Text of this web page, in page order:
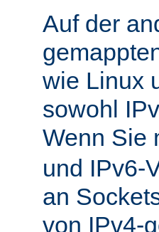
Auf der
wie Linux
sowohl
Wenn Sie
und IPv6-
an
von IPv4-